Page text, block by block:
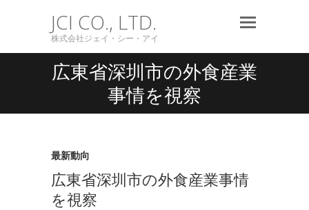
JCI CO., LTD.
株式会社ジェイ・シー・アイ
広東省深圳市の外食産業
事情を視察
最新動向
広東省深圳市の外食産業事情
を視察